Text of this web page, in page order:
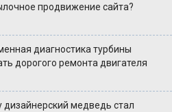
продвижение сайта?
диагностика турбины
дорогого ремонта двигателя
дизайнерский медведь стал